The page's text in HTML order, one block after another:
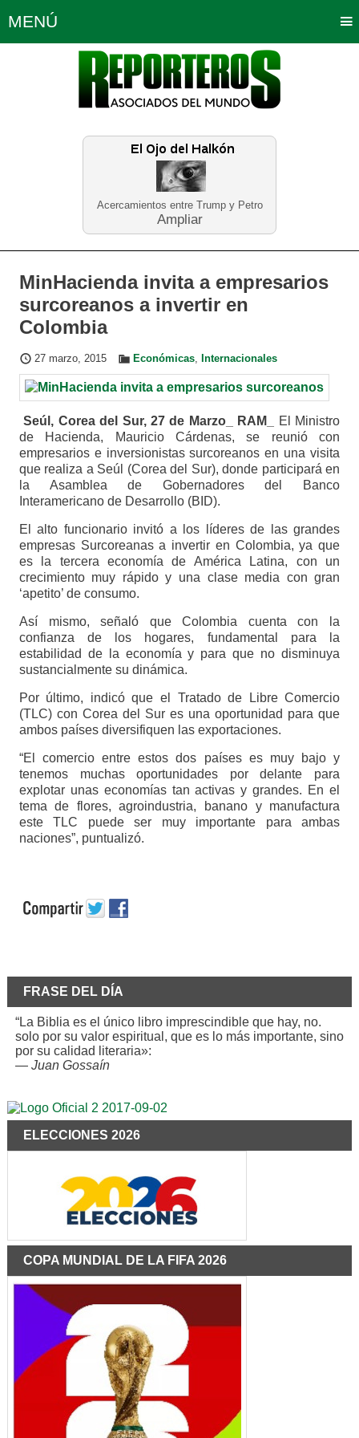
Acercamientos entre Trump y Petro
Ampliar
MENÚ
Política Opinión Bogotá
Planeta Tierra Deportes
Educación Neira
MinHacienda invita a empresarios
surcoreanos a invertir en
Colombia
27 marzo, 2015 Económicas, Internacionales
Seúl, Corea del Sur, 27 de Marzo_ RAM_
El Ministro
de Hacienda, Mauricio Cárdenas, se reunió con
empresarios e inversionistas surcoreanos en una visita
que realiza a Seúl (Corea del Sur), donde participará en
la Asamblea de Gobernadores del Banco
Interamericano de Desarrollo (BID).
El alto funcionario invitó a los líderes de las grandes
empresas Surcoreanas a invertir en Colombia, ya que
es la tercera economía de América Latina, con un
crecimiento muy rápido y una clase media con gran
‘apetito’ de consumo.
Así mismo, señaló que Colombia cuenta con la
confianza de los hogares, fundamental para la
estabilidad de la economía y para que no disminuya
sustancialmente su dinámica.
Por último, indicó que el Tratado de Libre Comercio
(TLC) con Corea del Sur es una oportunidad para que
ambos países diversifiquen las exportaciones.
“El comercio entre estos dos países es muy bajo y
tenemos muchas oportunidades por delante para
explotar unas economías tan activas y grandes. En el
tema de flores, agroindustria, banano y manufactura
este TLC puede ser muy importante para ambas
naciones”, puntualizó.
FRASE DEL DÍA
“La Biblia es el único libro imprescindible que hay, no.
solo por su valor espiritual, que es lo más importante, sino
por su calidad literaria»:
— Juan Gossaín
ELECCIONES 2026
COPA MUNDIAL DE LA FIFA 2026